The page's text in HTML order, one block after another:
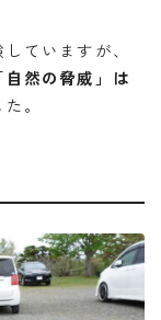
ていますが、
然の脅威」は
。